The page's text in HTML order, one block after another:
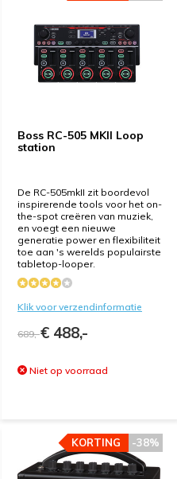
Boss RC-505 MKII Loop
station
De RC-505mkII zit boordevol
inspirerende tools voor het on-
the-spot creëren van muziek,
en voegt een nieuwe
generatie power en flexibiliteit
toe aan 's werelds populairste
tabletop-looper.
Klik voor verzendinformatie
689,-€ 488,-
Niet op voorraad
-38%
KORTING -38%
KORTING